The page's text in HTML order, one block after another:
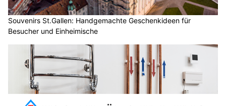
Souvenirs St.Gallen: Handgemachte Geschenkideen für
Besucher und Einheimische